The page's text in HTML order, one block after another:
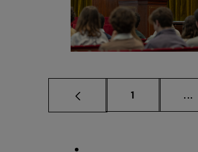
Página
1 ...